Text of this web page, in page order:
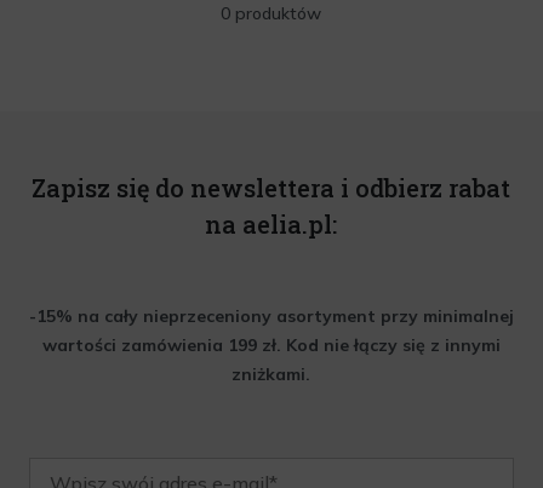
0 produktów
Zapisz się do newslettera i odbierz rabat
na aelia.pl:
-15% na cały nieprzeceniony asortyment przy minimalnej
wartości zamówienia 199 zł. Kod nie łączy się z innymi
zniżkami.